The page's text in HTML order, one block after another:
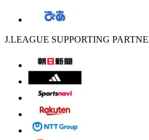
J.LEAGUE SUPPORTING